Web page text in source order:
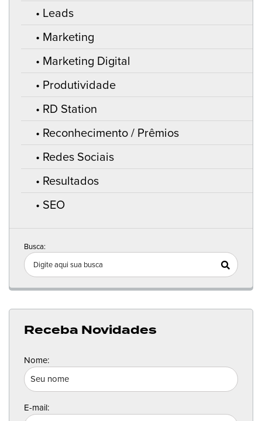
Leads
Marketing
Marketing Digital
Produtividade
RD Station
Reconhecimento / Prêmios
Redes Sociais
Resultados
SEO
Busca:
Receba Novidades
Nome:
E-mail: